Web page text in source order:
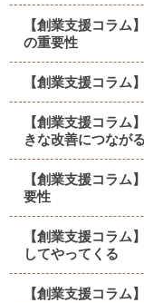
【創業支援コラ
の重要性
【創業支援コラ
【創業支援コラ
きな改善につながる
【創業支援コラ
要性
【創業支援コラ
してやってくる
【創業支援コラ